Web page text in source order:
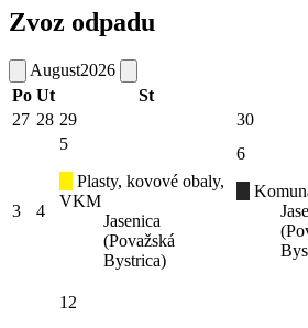
Zvoz odpadu
August2026
Po Ut St
27 28 29 30
3 4
5
Plasty, kovové obaly,
VKM
Jasenica
(Považská
Bystrica)
6
12